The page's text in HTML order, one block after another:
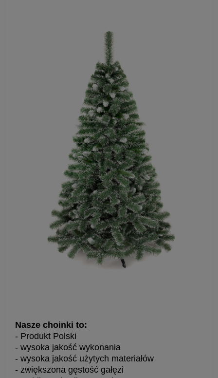
Nasze choinki to:
- Produkt Polski
- wysoka jakość wykonania
- wysoka jakość użytych materiałów
- zwiększona gęstość gałęzi